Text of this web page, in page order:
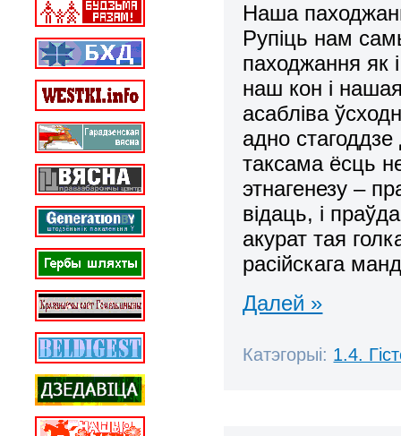
Наша
Рупіць нам
паходжання як
наш кон і
асабліва
адно
таксама ёсць
этнагенезу –
відаць, і
акурат тая
расійскага
Далей »
Катэгорыі: 1.4.